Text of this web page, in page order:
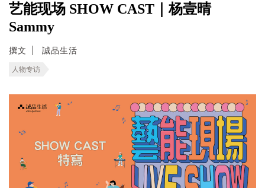
艺能现场 SHOW CAST｜杨壹晴
Sammy
撰文 誠品生活
人物专访